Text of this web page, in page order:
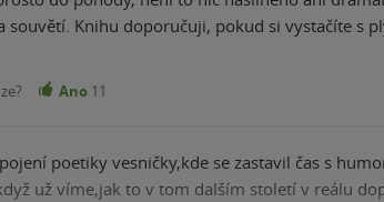
zvratu, pokud máte rádi magično a
Ano 11
poetiky vesničky,kde se zastavil čas s
už víme,jak to v tom dalším století v reálu